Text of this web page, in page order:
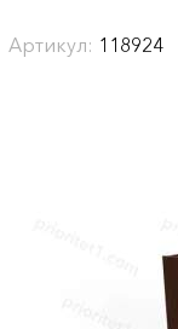
Артикул: 118924